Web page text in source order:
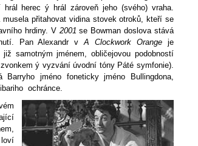
herec ý hrál zároveň jeho (svého) vraha.
musela přitahovat vidina stovek otroků, kteří se
hrdiny. V 2001 se Bowman doslova stává
Pan Alexandr vA Clockwork Orange je
samotným jménem, obličejovou podobností
ý vyzvání úvodní tóny Páté symfonie).
Barryho jméno foneticky jméno Bullingdona,
ochránce.